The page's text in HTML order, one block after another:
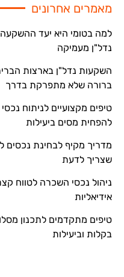
מאמרים אחרונים
נדל"ן מעמיקה
השקעות נדל"ן בארצות
ברורה שלא מתפרקת בדרך
טיפים מקצועיים לניתוח
להפחית מסים ביעילות
מדריך מקיף לבחינת נכסים
שצריך לדעת
ניהול נכסי השכרה לטווח
אידיאליות
טיפים מתקדמים לתכנון
בקלות וביעילות